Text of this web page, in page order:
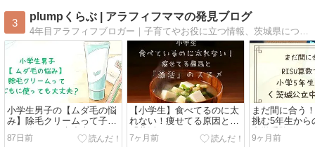
3
plumpくらぶ | アラフィフママの発見ブログ
小学生男子の【ムダ毛の悩
み】除毛クリームって子ど
もに使っても大丈夫？
87日前
【小学生】食べてるのに太
れない！痩せてる原因と
「藻活」のススメ
7ヶ月前
まだ間に合う
挑む5年生から
中学受験
9ヶ月前